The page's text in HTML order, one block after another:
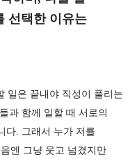
선택한 이유는
일은 끝내야 직성이 풀리는
과 함께 일할 때 서로의
다.
그래서 누가 저를
엔 그냥 웃고 넘겼지만